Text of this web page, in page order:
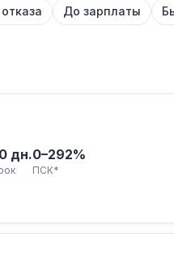
До зарплаты
дн.0–292%
ПСК*